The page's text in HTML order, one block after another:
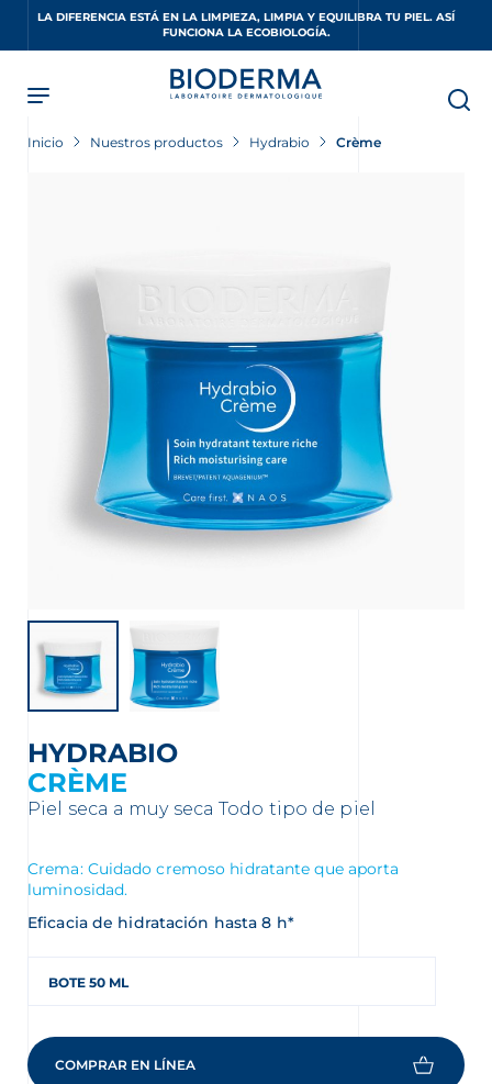
LA DIFERENCIA ESTÁ EN LA LIMPIEZA, LIMPIA Y EQUILIBRA TU PIEL. ASÍ
FUNCIONA LA ECOBIOLOGÍA.
Inicio Nuestros productos Hydrabio Crème
HYDRABIO
CRÈME
Piel seca a muy seca Todo tipo de piel
Crema: Cuidado cremoso hidratante que aporta
luminosidad.
Eficacia de hidratación hasta 8 h*
BOTE 50 ML
COMPRAR EN LÍNEA